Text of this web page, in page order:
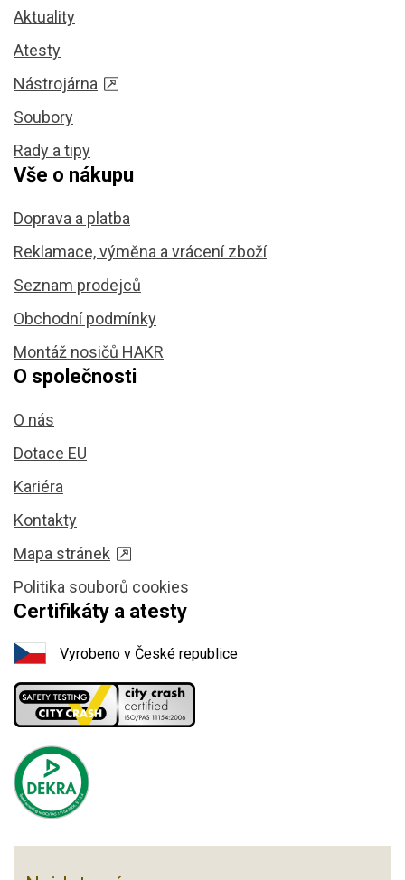
Aktuality
Atesty
Nástrojárna
Soubory
Rady a tipy
Vše o nákupu
Doprava a platba
Reklamace, výměna a vrácení zboží
Seznam prodejců
Obchodní podmínky
Montáž nosičů HAKR
O společnosti
O nás
Dotace EU
Kariéra
Kontakty
Mapa stránek
Politika souborů cookies
Certifikáty a atesty
Vyrobeno v České republice